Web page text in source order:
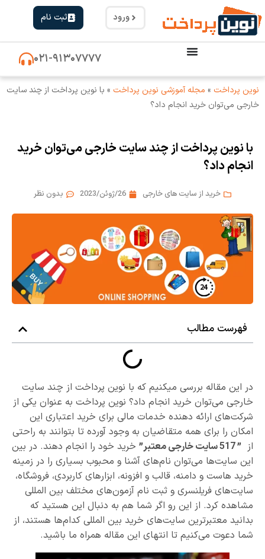
ورود ثبت نام
۰۲۱-۹۱۳۰۷۷۷۷
نوین پرداخت » مجله آموزشی نوین پرداخت » با نوین پرداخت از چند سایت
خارجی می‌توان خرید انجام داد؟
با نوین پرداخت از چند سایت خارجی می‌توان خرید
انجام داد؟
خرید از سایت های خارجی 26/ژوئن/2023 بدون نظر
فهرست مطالب
در این مقاله بررسی میکنیم که با نوین پرداخت از چند سایت
خارجی می‌توان خرید انجام داد؟ نوین پرداخت به عنوان یکی از
شرکت‌های ارائه دهنده خدمات مالی برای خرید اعتباری این
امکان را برای همه متقاضیان به وجود آورده تا بتوانند به راحتی
از ” 517 سایت خارجی معتبر”
خرید خود را انجام دهند. در بین
این سایت‌ها می‌توان نام‌های آشنا و محبوب بسیاری را در زمینه
خرید هاست و دامنه، قالب و افزونه، ابزارهای کاربردی، فروشگاه،
سایت‌های فریلنسری و ثبت نام آزمون‌های مختلف بین المللی
مشاهده کرد. از این رو اگر شما هم به دنبال این هستید که
بدانید معتبرترین سایت‌های خرید بین المللی کدام‌ها هستند، از
شما دعوت می‌کنیم تا انتهای این مقاله همراه ما باشید.